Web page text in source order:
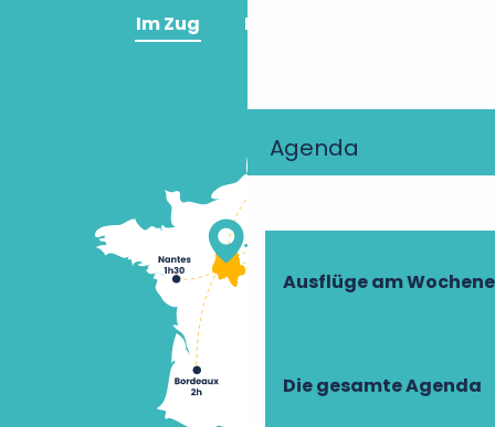
Agenda
Ausflüge am
Die gesamte Agenda
Im Zug Im Flugzeug